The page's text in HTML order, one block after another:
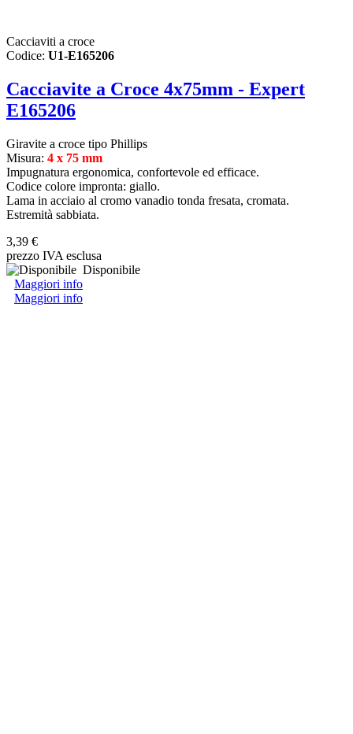
Cacciaviti a croce
Codice: U1-E165206
Cacciavite a Croce 4x75mm - Expert
E165206
Giravite a croce tipo Phillips
Misura: 4 x 75 mm
Impugnatura ergonomica, confortevole ed efficace.
Codice colore impronta: giallo.
Lama in acciaio al cromo vanadio tonda fresata, cromata.
Estremità sabbiata.
3,39 €
prezzo IVA esclusa
Disponibile
Maggiori info
Maggiori info